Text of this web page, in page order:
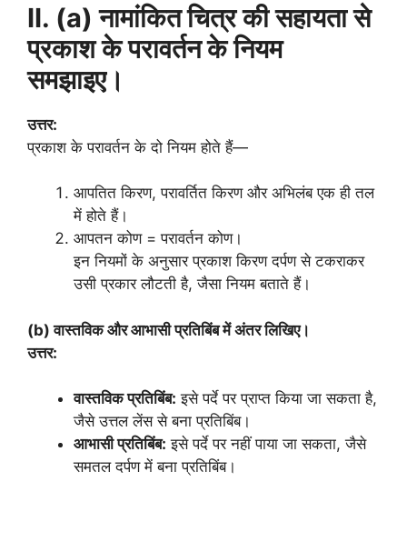
II. (a) नामांकित चित्र की सहायता से
प्रकाश के परावर्तन के नियम
समझाइए।
उत्तर:
प्रकाश के परावर्तन के दो नियम होते हैं—
आपतित किरण, परावर्तित किरण और अभिलंब एक ही तल
में होते हैं।
आपतन कोण = परावर्तन कोण।
इन नियमों के अनुसार प्रकाश किरण दर्पण से टकराकर
उसी प्रकार लौटती है, जैसा नियम बताते हैं।
(b) वास्तविक और आभासी प्रतिबिंब में अंतर लिखिए।
उत्तर:
वास्तविक प्रतिबिंब: इसे पर्दे पर प्राप्त किया जा सकता है,
जैसे उत्तल लेंस से बना प्रतिबिंब।
आभासी प्रतिबिंब: इसे पर्दे पर नहीं पाया जा सकता, जैसे
समतल दर्पण में बना प्रतिबिंब।